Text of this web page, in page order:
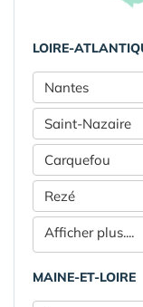
LOIRE-
Nantes
Saint-Nazaire
Carquefou
Rezé
Afficher plus....
MAINE-ET-LOIRE